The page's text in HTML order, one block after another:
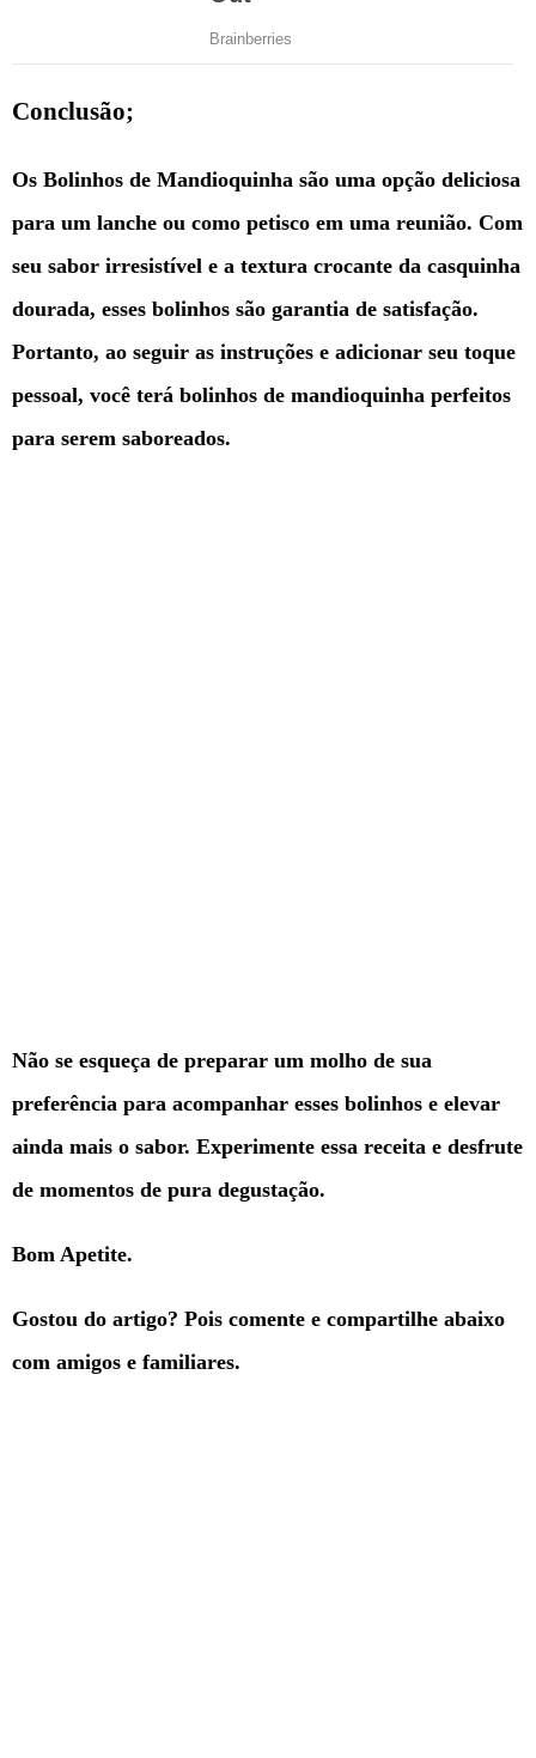
Conclusão;
Os Bolinhos de Mandioquinha são uma opção deliciosa
para um lanche ou como petisco em uma reunião. Com
seu sabor irresistível e a textura crocante da casquinha
dourada, esses bolinhos são garantia de satisfação.
Portanto, ao seguir as instruções e adicionar seu toque
pessoal, você terá bolinhos de mandioquinha perfeitos
para serem saboreados.
Não se esqueça de preparar um molho de sua
preferência para acompanhar esses bolinhos e elevar
ainda mais o sabor. Experimente essa receita e desfrute
de momentos de pura degustação.
Bom Apetite.
Gostou do artigo? Pois comente e compartilhe abaixo
com amigos e familiares.